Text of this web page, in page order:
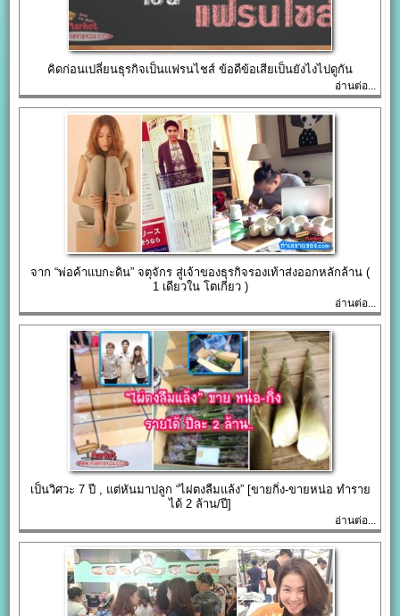
คิดก่อนเปลี่ยนธุรกิจเป็นแฟรนไชส์ ข้อดีข้อเสียเป็นยังไงไปดูกัน
อ่านต่อ...
จาก “พ่อค้าแบกะดิน” จตุจักร สู่เจ้าของธุรกิจรองเท้าส่งออกหลักล้าน (
1 เดียวใน โตเกียว )
อ่านต่อ...
เป็นวิศวะ 7 ปี , แต่หันมาปลูก “ไผ่ตงลืมแล้ง” [ขายกิ่ง-ขายหน่อ ทำราย
ได้ 2 ล้าน/ปี]
อ่านต่อ...